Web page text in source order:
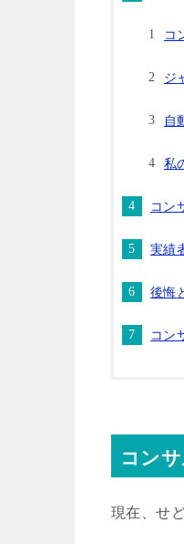
コ
ジ
自
私
コン
実績
後悔
コン
コン
現在、せ